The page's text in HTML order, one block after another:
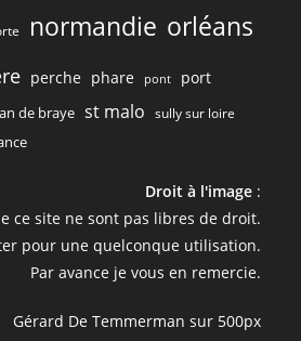
normandie orléans
perche phare pont port
de braye st malo sully sur loire
Droit à l'image:
ce site ne sont pas libres de droit.
pour une quelconque utilisation.
Par avance je vous en remercie.
Gérard De Temmerman sur 500px